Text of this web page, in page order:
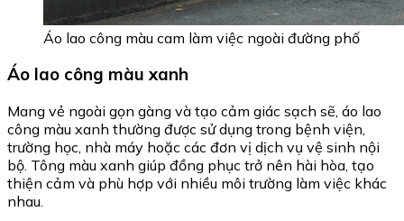
Áo lao công màu cam làm việc ngoài đường phố
Áo lao công màu xanh
Mang vẻ ngoài gọn gàng và tạo cảm giác sạch sẽ, áo lao
công màu xanh thường được sử dụng trong bệnh viện,
trường học, nhà máy hoặc các đơn vị dịch vụ vệ sinh nội
bộ. Tông màu xanh giúp đồng phục trở nên hài hòa, tạo
thiện cảm và phù hợp với nhiều môi trường làm việc khác
nhau.